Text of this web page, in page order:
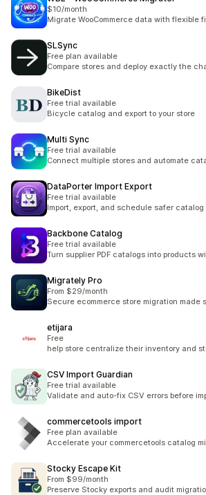
$10/month
Migrate WooCommerce data with flexible
SLSync
Free plan available
Compare stores and deploy exactly the
BikeDist
Free trial available
Bicycle catalog and export to your store
Multi Sync
Free trial available
Connect multiple stores and automate
DataPorter Import Export
Free trial available
Import, export, and schedule safer
Backbone Catalog
Free trial available
Turn supplier PDF catalogs into products
Migrately Pro
From $29/month
Secure ecommerce store migration made
etijara
Free
help store centralize their inventory and
CSV Import Guardian
Free trial available
Validate and auto-fix CSV errors before
commercetools import
Free plan available
Accelerate your commercetools catalog
Stocky Escape Kit
From $99/month
Preserve Stocky exports and audit